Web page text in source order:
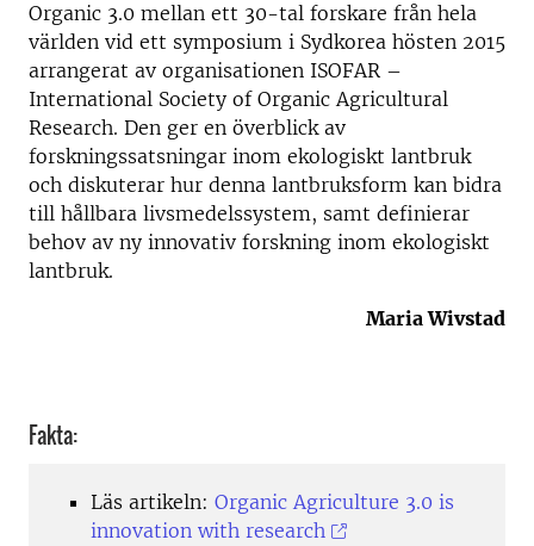
Organic 3.0 mellan ett 30-tal forskare från hela
världen vid ett symposium i Sydkorea hösten 2015
arrangerat av organisationen ISOFAR –
International Society of Organic Agricultural
Research. Den ger en överblick av
forskningssatsningar inom ekologiskt lantbruk
och diskuterar hur denna lantbruksform kan bidra
till hållbara livsmedelssystem, samt definierar
behov av ny innovativ forskning inom ekologiskt
lantbruk.
Maria Wivstad
Fakta:
Läs artikeln: Organic Agriculture 3.0 is
innovation with research